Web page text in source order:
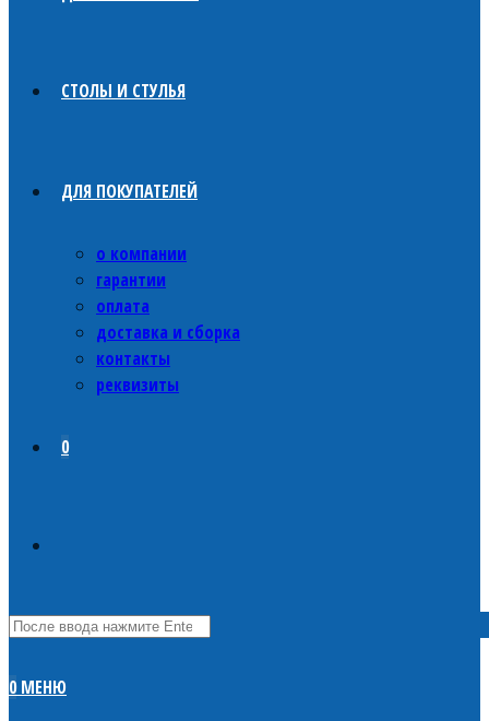
СТОЛЫ И СТУЛЬЯ
ДЛЯ ПОКУПАТЕЛЕЙ
о компании
гарантии
оплата
доставка и сборка
контакты
реквизиты
0
0 МЕНЮ